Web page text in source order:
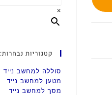
×
קטגוריות נבחרות:
סוללה למחשב נייד
מטען למחשב נייד
מסך למחשב נייד